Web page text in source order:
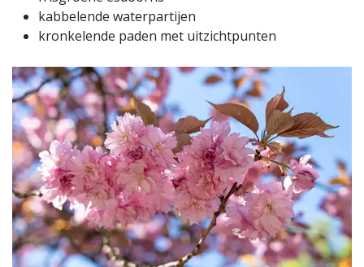
kabbelende waterpartijen
kronkelende paden met uitzichtpunten